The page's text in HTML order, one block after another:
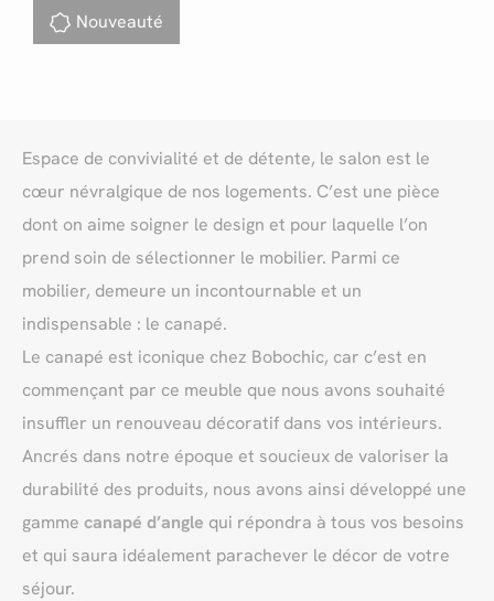
Nouveauté
Espace de convivialité et de détente, le salon est le
cœur névralgique de nos logements. C’est une pièce
dont on aime soigner le design et pour laquelle l’on
prend soin de sélectionner le mobilier. Parmi ce
mobilier, demeure un incontournable et un
indispensable : le canapé.
Le canapé est iconique chez Bobochic, car c’est en
commençant par ce meuble que nous avons souhaité
insuffler un renouveau décoratif dans vos intérieurs.
Ancrés dans notre époque et soucieux de valoriser la
durabilité des produits, nous avons ainsi développé une
gamme canapé d’angle qui répondra à tous vos besoins
et qui saura idéalement parachever le décor de votre
séjour.